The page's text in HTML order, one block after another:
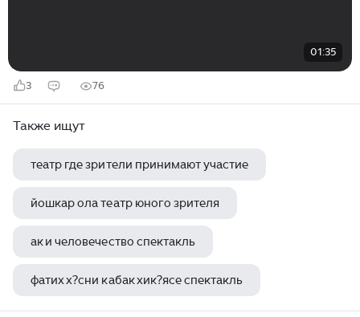
01:35
3 76
Также ищут
театр где зрители принимают участие
йошкар ола театр юного зрителя
ак и человечество спектакль
фатих х?сни кабак хик?ясе спектакль